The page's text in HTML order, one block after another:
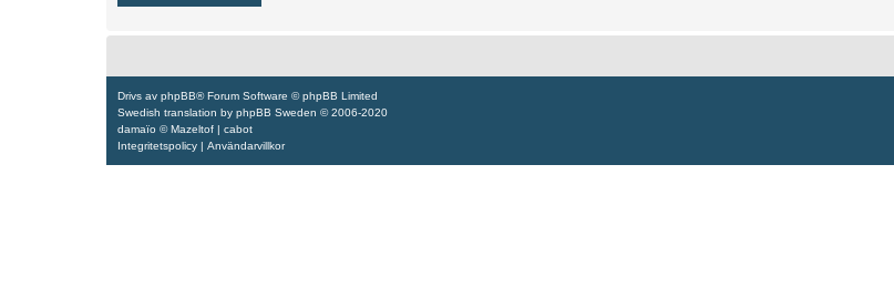
Drivs av phpBB® Forum Software © phpBB Limited
Swedish translation by phpBB Sweden © 2006-2020
damaïo ©Mazeltof | cabot
Integritetspolicy | Användarvillkor